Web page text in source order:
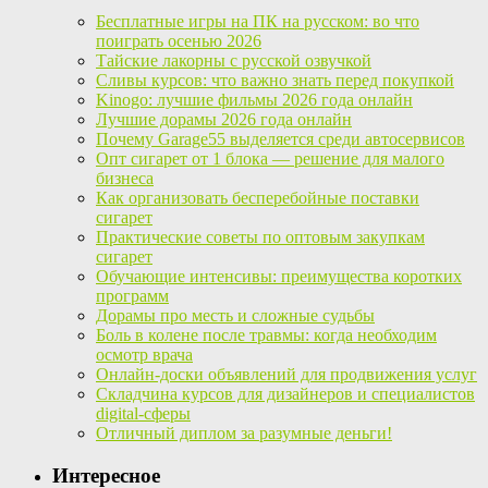
Бесплатные игры на ПК на русском: во что
поиграть осенью 2026
Тайские лакорны с русской озвучкой
Сливы курсов: что важно знать перед покупкой
Kinogo: лучшие фильмы 2026 года онлайн
Лучшие дорамы 2026 года онлайн
Почему Garage55 выделяется среди автосервисов
Опт сигарет от 1 блока — решение для малого
бизнеса
Как организовать бесперебойные поставки
сигарет
Практические советы по оптовым закупкам
сигарет
Обучающие интенсивы: преимущества коротких
программ
Дорамы про месть и сложные судьбы
Боль в колене после травмы: когда необходим
осмотр врача
Онлайн-доски объявлений для продвижения услуг
Складчина курсов для дизайнеров и специалистов
digital-сферы
Отличный диплом за разумные деньги!
Интересное